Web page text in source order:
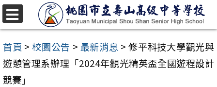
跳
至
主
要
內
首頁 > 校園公告 > 最新消息 > 修平科技大學觀光與
遊憩管理系辦理「2024年觀光精英盃全國遊程設計
競賽」
選
單